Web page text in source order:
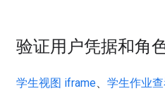
验证用户凭据和角
学生视图 iframe、 学生作业